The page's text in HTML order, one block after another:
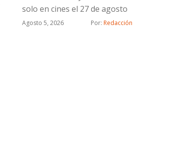
solo en cines el 27 de agosto
Agosto 5, 2026 Por: Redacción